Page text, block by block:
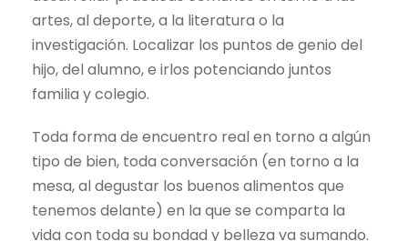
artes, al deporte, a la literatura o la
investigación. Localizar los puntos de genio del
hijo, del alumno, e irlos potenciando juntos
familia y colegio.
Toda forma de encuentro real en torno a algún
tipo de bien, toda conversación (en torno a la
mesa, al degustar los buenos alimentos que
tenemos delante) en la que se comparta la
vida con toda su bondad y belleza va sumando.